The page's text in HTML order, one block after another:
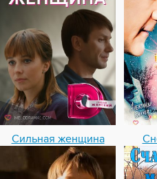
Сильная женщина